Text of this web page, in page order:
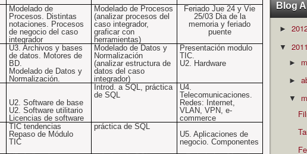
Modelado de
Procesos. Distintas
notaciones. Procesos
de negocio delcaso
integrador
Modelado de Procesos
(analizar procesos del
caso integrador,
graficar con
herramientas)
Feriado Jue 24 y Vie
25/03 Dia de la
memoria y feriado
puente
U3. Archivos y bases
de datos. Motores de
BD.
Modelado de Datos y
Normalización.
Modelado de Datos y
Normalización
(analizar estructura de
datos del caso
integrador)
Presentación modulo
TIC.
U2. Hardware
U2. Software de base
U2. Software utilitario
Licencias de software
Introd. a SQL,práctica
de SQL
U4.
Telecomunicaciones.
Redes: Internet,
VLAN, VPN, e-
commerce
TIC tendencias
Repaso de Módulo
TIC
práctica de SQL
U5. Aplicaciones de
negocio. Componentes
Blog
►
▼ 2011
►
►
▼